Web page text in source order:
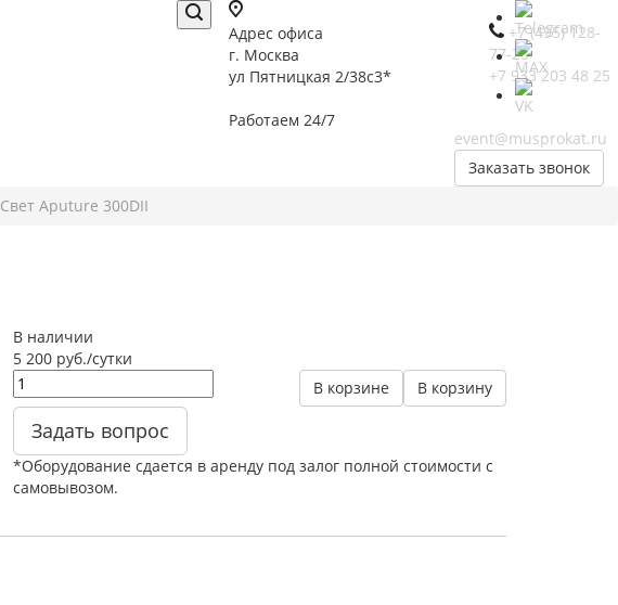
+7 (495) 128-
77-23
+7 933 203 48 25
event@musprokat.ru
Заказать звонок
Адрес офиса
г. Москва
ул Пятницкая 2/38с3*
Работаем 24/7
Свет Aputure 300DII
В наличии
5 200 руб./сутки
В корзину
В корзине
Задать вопрос
*Оборудование сдается в аренду под залог полной стоимости с
самовывозом.